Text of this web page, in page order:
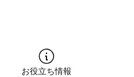
お役立ち情報